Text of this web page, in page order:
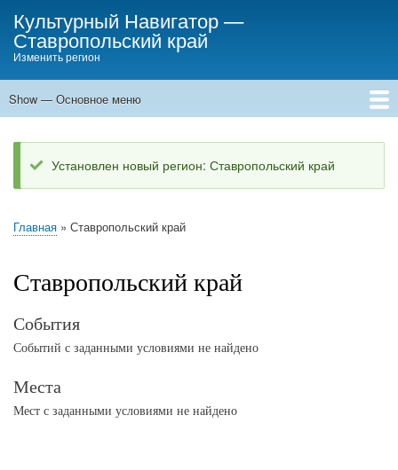
to
main
Культурный Навигатор—
Ставропольский край
Изменить регион
Основное
Show — Основное меню
Места
События
Статьи
Установлен новый регион: Ставропольский край
Breadcrumb
Главная Ставропольский край
Ставропольский край
События
Событий с заданными условиями не найдено
Места
Мест с заданными условиями не найдено